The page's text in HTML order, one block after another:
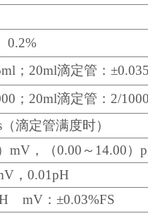
0.2%
；20ml滴定管：
；20ml滴定管：2/
（滴定管满度时）
mV，（0.00～14.00）
，0.01pH
mV：±0.03%FS